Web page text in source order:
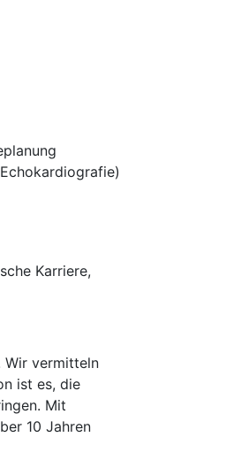
Karriere,
Wir vermitteln
ist es, die
Mit
10 Jahren